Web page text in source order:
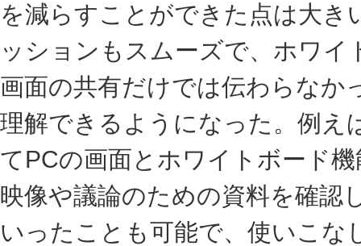
を減らすことができた点は大き
ッションもスムーズで、ホワ
画面の共有だけでは伝わらなか
理解できるようになった。例え
てPCの画面とホワイトボード
映像や議論のための資料を確認
いったことも可能で、使いこな